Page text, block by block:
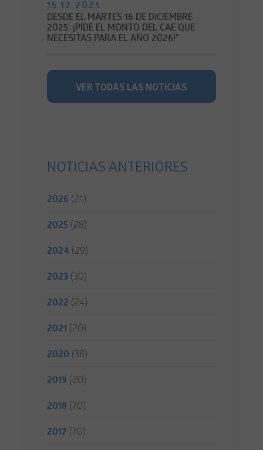
15.12.2025
DESDE EL MARTES 16 DE DICIEMBRE
2025: ¡PIDE EL MONTO DEL CAE QUE
NECESITAS PARA EL AÑO 2026!"
VER TODAS LAS NOTICIAS
NOTICIAS ANTERIORES
2026 (21)
2025 (28)
2024 (29)
2023 (30)
2022 (24)
2021 (20)
2020 (38)
2019 (20)
2018 (70)
2017 (70)